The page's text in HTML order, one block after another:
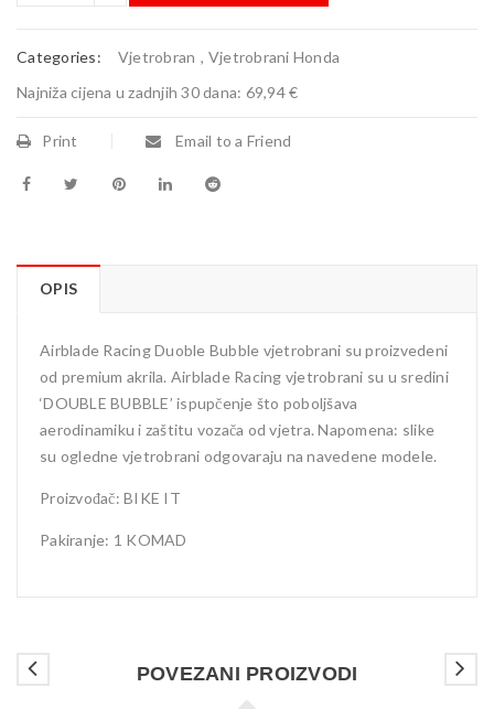
Categories: Vjetrobran , Vjetrobrani Honda
Najniža cijena u zadnjih 30 dana: 69,94 €
Print Email to a Friend
OPIS
Airblade Racing Duoble Bubble vjetrobrani su proizvedeni
od premium akrila. Airblade Racing vjetrobrani su u sredini
‘DOUBLE BUBBLE’ ispupčenje što poboljšava
aerodinamiku i zaštitu vozača od vjetra. Napomena: slike
su ogledne vjetrobrani odgovaraju na navedene modele.
Proizvođač: BIKE IT
Pakiranje: 1 KOMAD
POVEZANI PROIZVODI